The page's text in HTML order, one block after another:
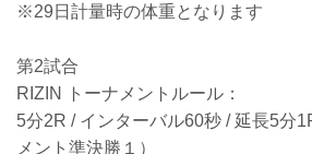
※29日計量時の体重となります
第2試合
RIZIN トーナメントルール：
5分2R / インターバル60秒 / 延長5分
メント準決勝１）